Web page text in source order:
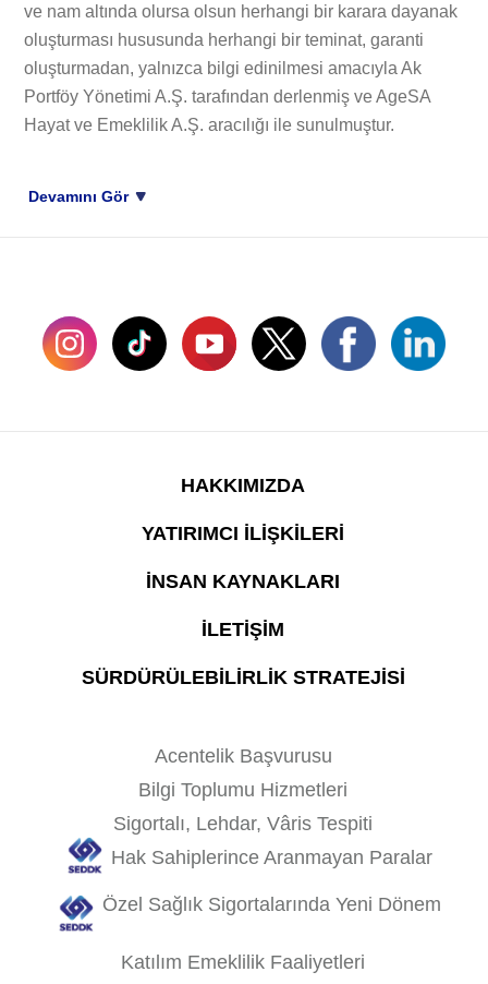
ve nam altında olursa olsun herhangi bir karara dayanak
oluşturması hususunda herhangi bir teminat, garanti
oluşturmadan, yalnızca bilgi edinilmesi amacıyla Ak
Portföy Yönetimi A.Ş. tarafından derlenmiş ve AgeSA
Hayat ve Emeklilik A.Ş. aracılığı ile sunulmuştur.
Devamını Gör
HAKKIMIZDA
YATIRIMCI İLİŞKİLERİ
İNSAN KAYNAKLARI
İLETİŞİM
SÜRDÜRÜLEBİLİRLİK STRATEJİSİ
Acentelik Başvurusu
Bilgi Toplumu Hizmetleri
Sigortalı, Lehdar, Vâris Tespiti
Hak Sahiplerince Aranmayan Paralar
Özel Sağlık Sigortalarında Yeni Dönem
Katılım Emeklilik Faaliyetleri